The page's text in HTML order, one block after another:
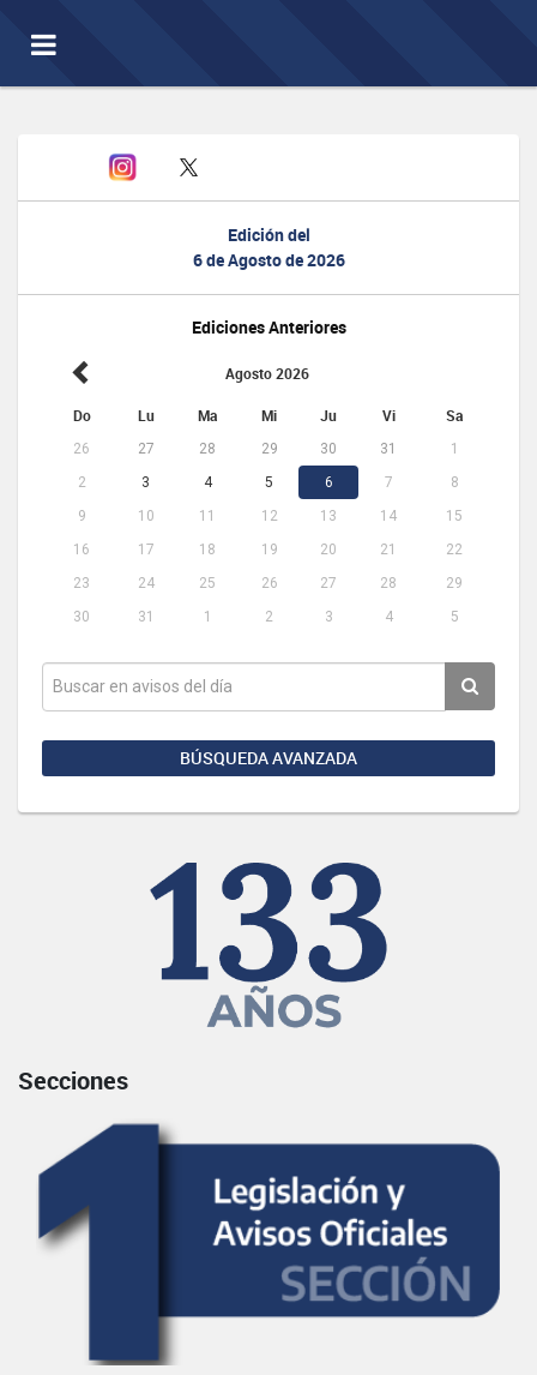
Toggle
navigation
Edición del
6 de Agosto de 2026
Ediciones Anteriores
Agosto 2026
Do Lu Ma Mi Ju Vi Sa
26 27 28 29 30 31
1
2
3 4 5 6 7
8
9
10 11 12 13 14
15
16
17 18 19 20 21
22
23
24 25 26 27 28
29
30
31 1 2 3 4 5
BÚSQUEDA AVANZADA
Secciones